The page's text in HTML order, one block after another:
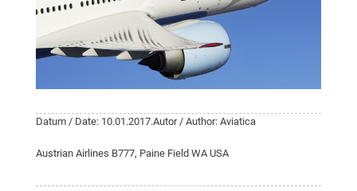
Datum / Date: 10.01.2017.Autor / Author: Aviatica
Austrian Airlines B777, Paine Field WA USA